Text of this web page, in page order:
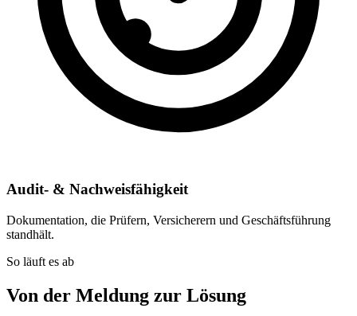
Audit- & Nachweisfähigkeit
Dokumentation, die Prüfern, Versicherern und Geschäftsführung
standhält.
So läuft es ab
Von der Meldung zur Lösung